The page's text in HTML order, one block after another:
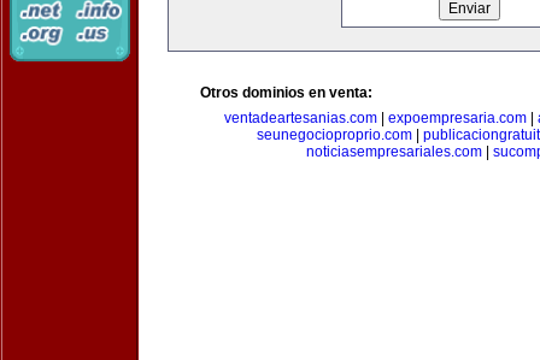
Otros dominios en venta:
ventadeartesanias.com| expoempresaria.com|
seunegocioproprio.com
noticiasempresariales.com|